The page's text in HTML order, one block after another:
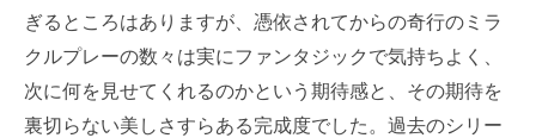
ぎるところはありますが、憑依されてからの奇行のミラ
クルプレーの数々は実にファンタジックで気持ちよく、
次に何を見せてくれるのかという期待感と、その期待を
裏切らない美しさすらある完成度でした。過去のシリー